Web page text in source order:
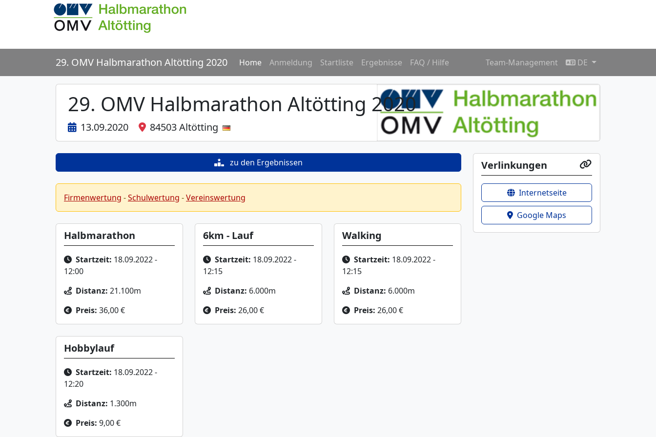
29. OMV Halbmarathon Altötting 2020 Home Anmeldung Startliste Ergebnisse FAQ / Hilfe Team-Management DE
29. OMV Halbmarathon Altötting 2020
13.09.2020 84503 Altötting
zu den Ergebnissen
Firmenwertung -Schulwertung -Vereinswertung
Halbmarathon
Startzeit: 18.09.2022 -
12:00
Distanz: 21.100m
Preis: 36,00 €
6km - Lauf
Startzeit: 18.09.2022 -
12:15
Distanz: 6.000m
Preis: 26,00 €
Walking
Startzeit: 18.09.2022 -
12:15
Distanz: 6.000m
Preis: 26,00 €
Hobbylauf
Startzeit: 18.09.2022 -
12:20
Distanz: 1.300m
Preis: 9,00 €
Verlinkungen
Internetseite
Google Maps